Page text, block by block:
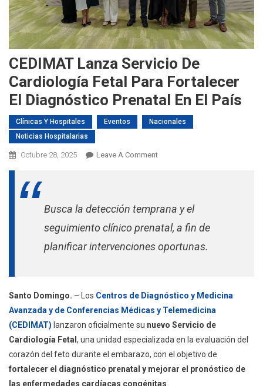
CEDIMAT Lanza Servicio De
Cardiología Fetal Para Fortalecer
El Diagnóstico Prenatal En El País
Clínicas Y Hospitales Eventos
Nacionales
Noticias Hospitalarias
Octubre 28, 2025 Leave A CommentOn
De
Cardiología
Fetal
Para
Prenatal
En
El
País
Busca la detección temprana y el
seguimiento clínico prenatal, a fin de
planificar intervenciones oportunas.
Santo Domingo. – Los Centros de Diagnóstico y Medicina
Avanzada y de Conferencias Médicas y Telemedicina
(CEDIMAT) lanzaron oficialmente su nuevo Servicio de
Cardiología Fetal , una unidad especializada en la evaluación del
corazón del feto durante el embarazo, con el objetivo de
fortalecer el diagnóstico prenatal y mejorar el pronóstico de
las enfermedades cardíacas congénitas.